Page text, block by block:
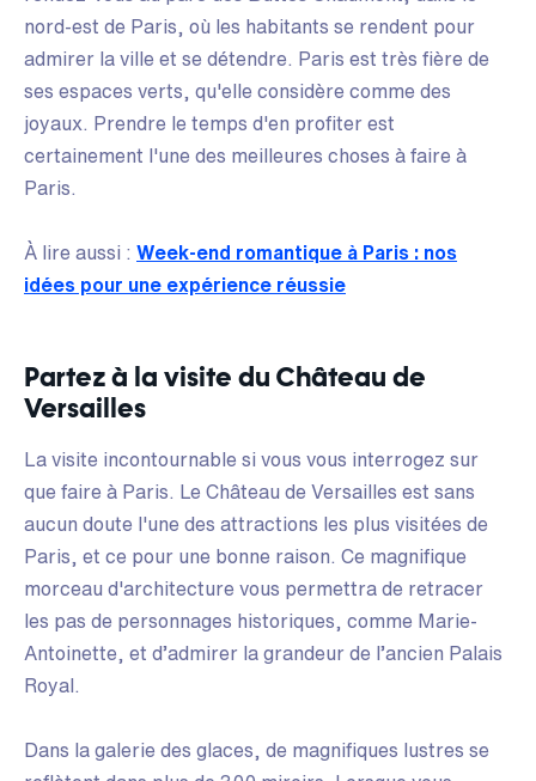
nord-est de Paris, où les habitants se rendent pour
admirer la ville et se détendre. Paris est très fière de
ses espaces verts, qu'elle considère comme des
joyaux. Prendre le temps d'en profiter est
certainement l'une des meilleures choses à faire à
Paris.
À lire aussi : Week-end romantique à Paris : nos
idées pour une expérience réussie
Partez à la visite du Château de
Versailles
La visite incontournable si vous vous interrogez sur
que faire à Paris. Le Château de Versailles est sans
aucun doute l'une des attractions les plus visitées de
Paris, et ce pour une bonne raison. Ce magnifique
morceau d'architecture vous permettra de retracer
les pas de personnages historiques, comme Marie-
Antoinette, et d’admirer la grandeur de l’ancien Palais
Royal.
Dans la galerie des glaces, de magnifiques lustres se